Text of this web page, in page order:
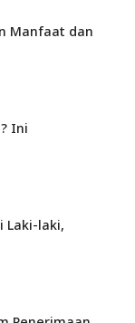
Manfaat dan
Ini
Laki-laki,